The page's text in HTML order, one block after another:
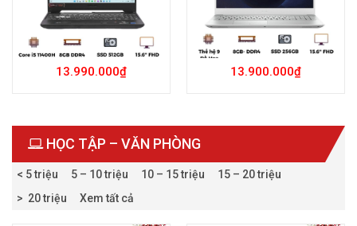
13.990.000₫ 13.900.000₫
HỌC TẬP – VĂN PHÒNG
< 5 triệu 5 – 10 triệu 10 – 15 triệu
15 – 20 triệu
> 20 triệu
Xem tất cả